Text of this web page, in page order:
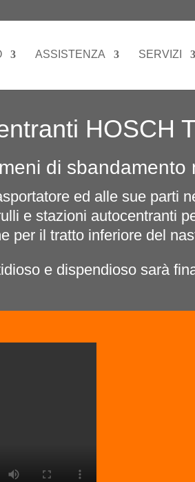
ASSISTENZA SERVIZI
HOSCH
di sbandamento
ed alle sue parti
e stazioni autocentranti
per il tratto inferiore del
e dispendioso sarà